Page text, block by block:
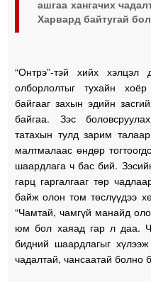
ашгаа хангачих
Харвард байтугай
“Онтрэ”-тэй хийх хэлцэл
олборлолтыг тухайн
байгааг захын эдийн
байгаа. Зэс
татахын тулд зарим
малтмалаас өндөр
шаардлага ч бас бий.
гарц гаргалгааг төр
байж олон том төслүүдээ
“Чамтай, чамгүй манайд
юм бол хаяад гар л даа.
бидний шаардлагыг хүлээж
чадалтай, чансаатай болно